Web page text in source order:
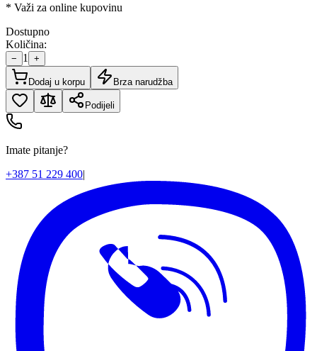
* Važi za online kupovinu
Dostupno
Količina:
− 1 +
Dodaj u korpu Brza narudžba
Podijeli
Imate pitanje?
+387 51 229 400|